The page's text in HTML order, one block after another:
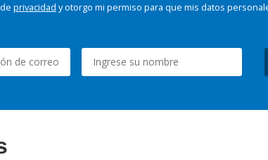
privacidad y otorgo mi permiso para que mis datos